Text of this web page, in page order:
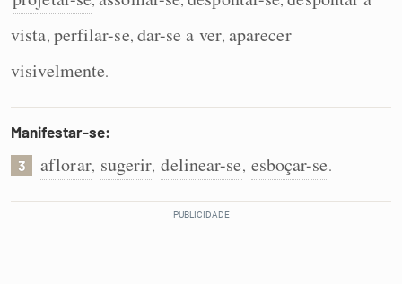
vista, perfilar-se, dar-se a ver, aparecer
visivelmente.
Manifestar-se:
3 aflorar, sugerir, delinear-se, esboçar-se.